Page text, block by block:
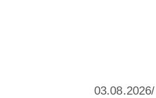
03.08.2026/